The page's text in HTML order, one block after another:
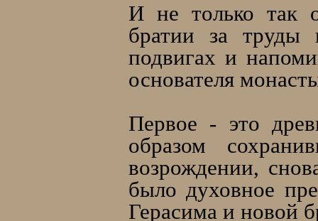
И не только так
братии за
подвигах и
основателя
Первое - это
образом
возрождении,
было духовное
Герасима и новой